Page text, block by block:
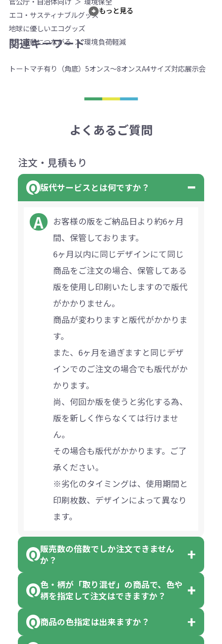
エコ・サスティナブルグッズ
地球に優しいエコグッズ
エコ活動につながる
環境負荷軽減
もっと見る
関連キーワード
トートマチ有り（角底） 5オンス～8オンスA4サイズ対応展示会
よくあるご質問
注文・見積もり
版代サービスとは何ですか？
お客様の版をご納品日より約6ヶ月
間、保管しております。
6ヶ月以内に同じデザインにて同じ
商品をご注文の場合、保管してある
版を使用し印刷いたしますので版代
がかかりません。
商品が変わりますと版代がかかりま
す。
また、6ヶ月を過ぎますと同じデザ
インでのご注文の場合でも版代がか
かります。
尚、何回か版を使うと劣化する為、
版を新しく作らなくては行けませ
ん。
その場合も版代がかかります。ご了
承ください。
※劣化のタイミングは、使用期間と
印刷枚数、デザインによって異なり
ます。
販売数の倍数でしか注文できません
か？
一部商品（※）を除き、注文可能数
です。
色・柄が「取り混ぜ」の商品で、色や
柄を指定して注文はできますか？
「色・柄 取り混ぜ」のラベルがつい
商品の色指定は出来ますか？